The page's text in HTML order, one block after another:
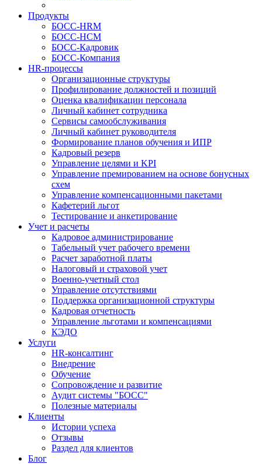
Продукты
БОСС-HRM
БОСС-HCM
БОСС-Кадровик
БОСС-Компания
HR-процессы
Организационные структуры
Профилирование должностей и позиций
Оценка квалификации персонала
Личный кабинет сотрудника
Сервисы самообслуживания
Личный кабинет руководителя
Формирование планов обучения и ИПР
Кадровый резерв
Управление целями и KPI
Управление премированием на основе бонусных
схем
Управление компенсационными пакетами
Кафетерий льгот
Тестирование и анкетирование
Учет и расчеты
Кадровое администрирование
Табельный учет рабочего времени
Расчет заработной платы
Налоговый и страховой учет
Военно-учетный стол
Управление отсутствиями
Поддержка организационной структуры
Кадровая отчетность
Управление льготами и компенсациями
КЭДО
Услуги
HR-консалтинг
Внедрение
Обучение
Сопровождение и развитие
Аудит системы "БОСС"
Полезные материалы
Клиенты
Истории успеха
Отзывы
Раздел для клиентов
Блог